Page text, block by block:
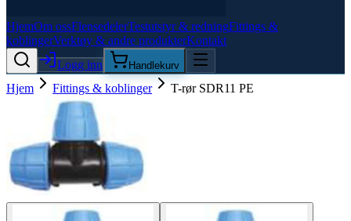
HjemOm ossFlensedelerTestutstyr & redningFittings &
koblingerVerktøy & andre produkterKontakt
Logg inn
Handlekurv
Hjem Fittings & koblinger T-rør SDR11 PE